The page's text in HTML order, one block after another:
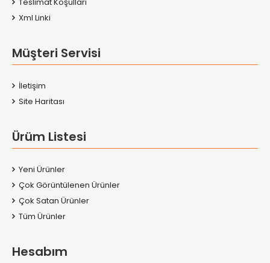
Xml Linki
Müşteri Servisi
İletişim
Site Haritası
Ürüm Listesi
Yeni Ürünler
Çok Görüntülenen Ürünler
Çok Satan Ürünler
Tüm Ürünler
Hesabım